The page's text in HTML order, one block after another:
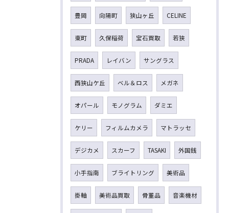
豊岡 向陽町 狭山ヶ丘 CELINE
東町 久保稲荷 宝石買取 若狭
PRADA レイバン サングラス
西狭山ケ丘 ベル＆ロス メガネ
オパール モノグラム ダミエ
ケリー フィルムカメラ マトラッセ
デジカメ スカーフ TASAKI 外国銭
小手指南 ブライトリング 美術品
掛軸 美術品買取 骨董品 音楽機材